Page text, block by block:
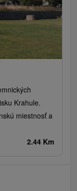
Krahule.
miestnosť a
2.44 Km